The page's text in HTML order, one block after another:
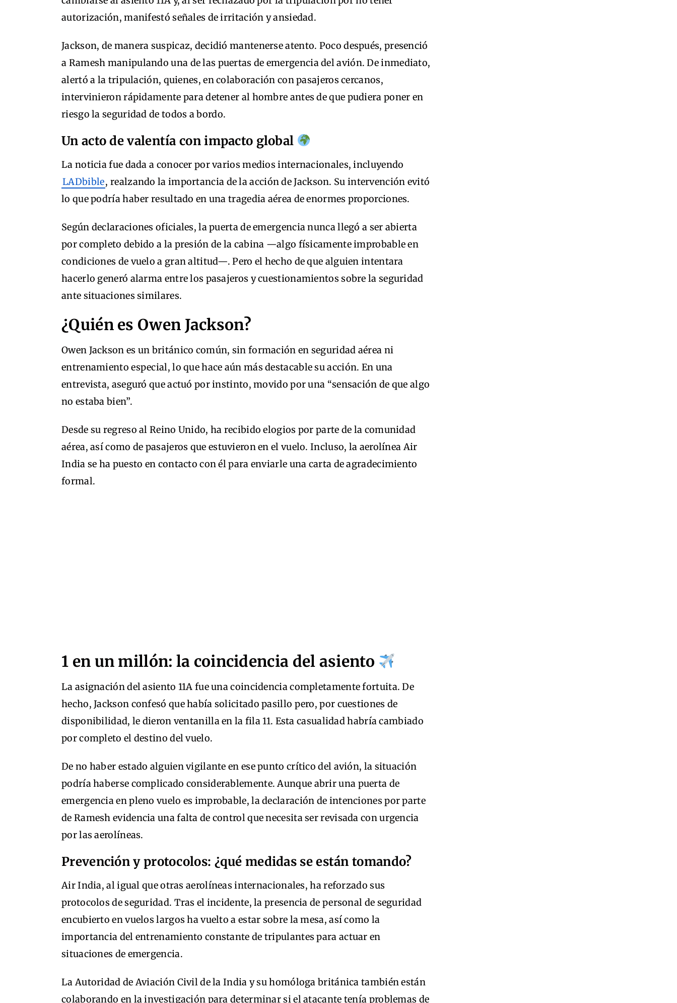
autorización, manifestó señales de irritación y ansiedad.
Jackson, de manera suspicaz, decidió mantenerse atento. Poco después, presenció
a Ramesh manipulando una de las puertas de emergencia del avión. De inmediato,
alertó a la tripulación, quienes, en colaboración con pasajeros cercanos,
intervinieron rápidamente para detener al hombre antes de que pudiera poner en
riesgo la seguridad de todos a bordo.
Un acto de valentía con impacto global
La noticia fue dada a conocer por varios medios internacionales, incluyendo
LADbible, realzando la importancia de la acción de Jackson. Su intervención evitó
lo que podría haber resultado en una tragedia aérea de enormes proporciones.
Según declaraciones oficiales, la puerta de emergencia nunca llegó a ser abierta
por completo debido a la presión de la cabina —algo físicamente improbable en
condiciones de vuelo a gran altitud—. Pero el hecho de que alguien intentara
hacerlo generó alarma entre los pasajeros y cuestionamientos sobre la seguridad
ante situaciones similares.
¿Quién es Owen Jackson?
Owen Jackson es un británico común, sin formación en seguridad aérea ni
entrenamiento especial, lo que hace aún más destacable su acción. En una
entrevista, aseguró que actuó por instinto, movido por una “sensación de que algo
no estaba bien”.
Desde su regreso al Reino Unido, ha recibido elogios por parte de la comunidad
aérea, así como de pasajeros que estuvieron en el vuelo. Incluso, la aerolínea Air
India se ha puesto en contacto con él para enviarle una carta de agradecimiento
formal.
1 en un millón: la coincidencia del asiento
La asignación del asiento 11A fue una coincidencia completamente fortuita. De
hecho, Jackson confesó que había solicitado pasillo pero, por cuestiones de
disponibilidad, le dieron ventanilla en la fila 11. Esta casualidad habría cambiado
por completo el destino del vuelo.
De no haber estado alguien vigilante en ese punto crítico del avión, la situación
podría haberse complicado considerablemente. Aunque abrir una puerta de
emergencia en pleno vuelo es improbable, la declaración de intenciones por parte
de Ramesh evidencia una falta de control que necesita ser revisada con urgencia
por las aerolíneas.
Prevención y protocolos: ¿qué medidas se están tomando?
Air India, al igual que otras aerolíneas internacionales, ha reforzado sus
protocolos de seguridad. Tras el incidente, la presencia de personal de seguridad
encubierto en vuelos largos ha vuelto a estar sobre la mesa, así como la
importancia del entrenamiento constante de tripulantes para actuar en
situaciones de emergencia.
La Autoridad de Aviación Civil de la India y su homóloga británica también están
colaborando en la investigación para determinar si el atacante tenía problemas de